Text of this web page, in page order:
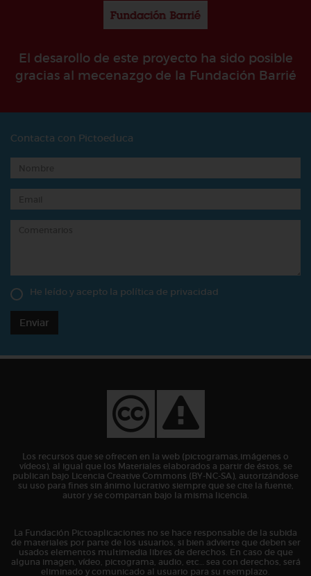
El desarollo de este proyecto ha sido posible
gracias al mecenazgo de la Fundación Barrié
Contacta con Pictoeduca
He leído y acepto la política de privacidad
Enviar
Los recursos que se ofrecen en la web (pictogramas,imágenes o
vídeos), al igual que los Materiales elaborados a partir de éstos, se
publican bajo Licencia Creative Commons (BY-NC-SA), autorizándose
su uso para fines sin ánimo lucrativo siempre que se cite la fuente,
autor y se compartan bajo la misma licencia.
La Fundación Pictoaplicaciones no se hace responsable de la subida
de materiales por parte de los usuarios, si bien advierte que deben ser
usados elementos multimedia libres de derechos. En caso de que
alguna imagen, vídeo, pictograma, audio, etc… sea con derechos, será
eliminado y comunicado al usuario para su reemplazo.